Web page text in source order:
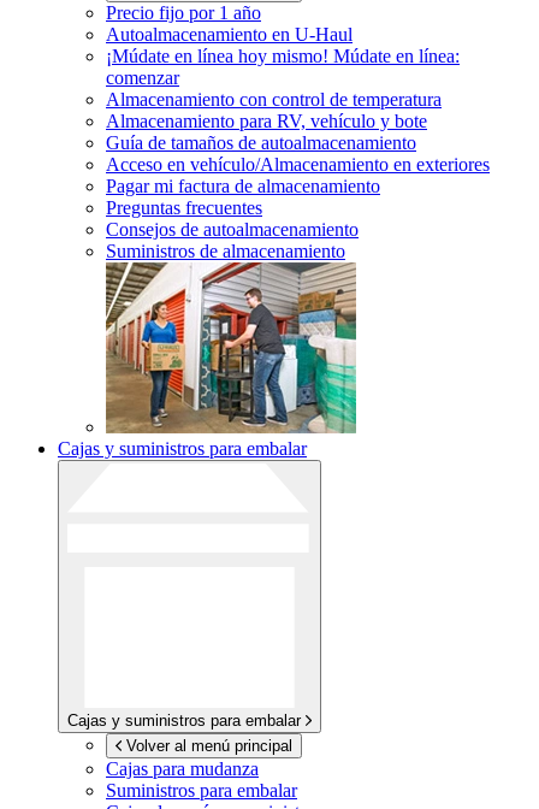
Precio fijo por 1 año
Autoalmacenamiento en U-Haul
¡Múdate en línea hoy mismo! Múdate en línea:
comenzar
Almacenamiento con control de temperatura
Almacenamiento para RV, vehículo y bote
Guía de tamaños de autoalmacenamiento
Acceso en vehículo/Almacenamiento en exteriores
Pagar mi factura de almacenamiento
Preguntas frecuentes
Consejos de autoalmacenamiento
Suministros de almacenamiento
Cajas y suministros para embalar
Cajas y suministros para embalar
Volver al menú principal
Cajas para mudanza
Suministros para embalar